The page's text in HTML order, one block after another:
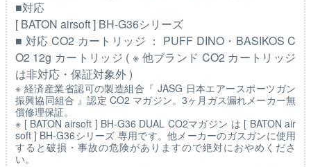
■対応
[ BATON airsoft ] BH-G36シリーズ
■ 対応 CO2 カートリッジ ： PUFF DINO・BASIKOS C
O2 12g カートリッジ ( ※ 他ブランド CO2 カートリッジ
は非対応・保証対象外 )
※ 経済産業省認可の製造組合『 JASG 日本エアースポーツガン
振興協同組合 』認定 CO2 マガジン。3ヶ月ガス漏れメーカー無
償修理保証。
※ [ BATON airsoft ] BH-G36 DUAL CO2マガジン は [ BATON air
soft ] BH-G36シリーズ 専用です。他メーカーのガスガンに使用
すると破損・事故の危険がありますので絶対におやめくださ
い。